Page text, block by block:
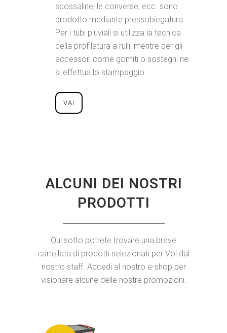
scossaline, le converse, ecc. sono
prodotto mediante pressobiegatura.
Per i tubi pluviali si utilizza la tecnica
della profilatura a rulli, mentre per gli
accessori come gomiti o sostegni ne
si effettua lo stampaggio
VAI
ALCUNI DEI NOSTRI
PRODOTTI
Qui sotto potrete trovare una breve
carrellata di prodotti selezionati per Voi dal
nostro staff. Accedi al nostro e-shop per
visionare alcune delle nostre promozioni.